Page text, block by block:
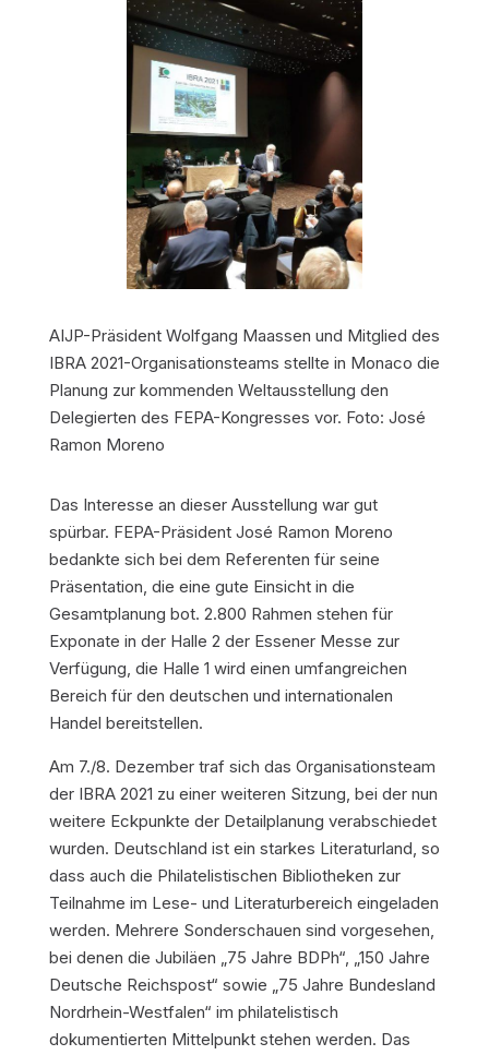
AIJP-Präsident Wolfgang Maassen und Mitglied des
IBRA 2021-Organisationsteams stellte in Monaco die
Planung zur kommenden Weltausstellung den
Delegierten des FEPA-Kongresses vor. Foto: José
Ramon Moreno
Das Interesse an dieser Ausstellung war gut
spürbar. FEPA-Präsident José Ramon Moreno
bedankte sich bei dem Referenten für seine
Präsentation, die eine gute Einsicht in die
Gesamtplanung bot. 2.800 Rahmen stehen für
Exponate in der Halle 2 der Essener Messe zur
Verfügung, die Halle 1 wird einen umfangreichen
Bereich für den deutschen und internationalen
Handel bereitstellen.
Am 7./8. Dezember traf sich das Organisationsteam
der IBRA 2021 zu einer weiteren Sitzung, bei der nun
weitere Eckpunkte der Detailplanung verabschiedet
wurden. Deutschland ist ein starkes Literaturland, so
dass auch die Philatelistischen Bibliotheken zur
Teilnahme im Lese- und Literaturbereich eingeladen
werden. Mehrere Sonderschauen sind vorgesehen,
bei denen die Jubiläen „75 Jahre BDPh“, „150 Jahre
Deutsche Reichspost“ sowie „75 Jahre Bundesland
Nordrhein-Westfalen“ im philatelistisch
dokumentierten Mittelpunkt stehen werden. Das